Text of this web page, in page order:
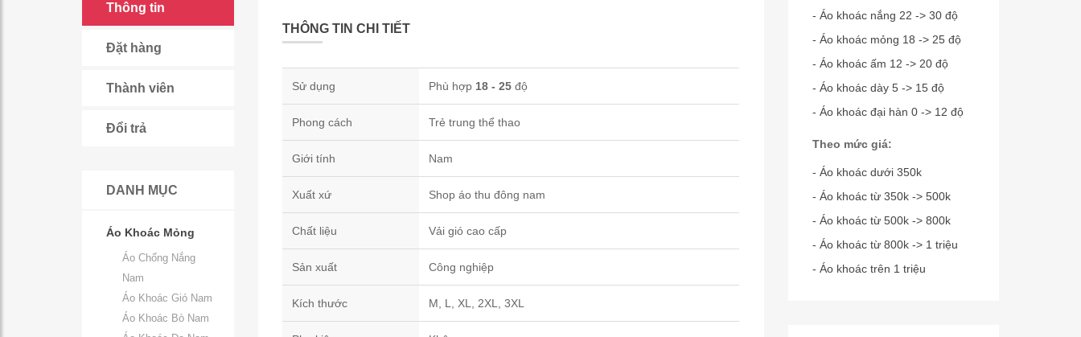
Thông tin
Đặt hàng
Thành viên
Đổi trả
DANH MỤC
Áo Khoác Mỏng
Áo Chống Nắng
Nam
Áo Khoác Gió Nam
Áo Khoác Bò Nam
THÔNG TIN CHI TIẾT
Sử dụng Phù hợp 18 - 25 độ
Phong cách Trẻ trung thể thao
Giới tính Nam
Xuất xứ Shop áo thu đông nam
Chất liệu Vải gió cao cấp
Sản xuất Công nghiệp
Kích thước M, L, XL, 2XL, 3XL
- Áo khoác nắng 22 -> 30 độ
- Áo khoác mỏng 18 -> 25 độ
- Áo khoác ấm 12 -> 20 độ
- Áo khoác dày 5 -> 15 độ
- Áo khoác đại hàn 0 -> 12 độ
Theo mức giá:
- Áo khoác dưới 350k
- Áo khoác từ 350k -> 500k
- Áo khoác từ 500k -> 800k
- Áo khoác từ 800k -> 1 triệu
- Áo khoác trên 1 triệu